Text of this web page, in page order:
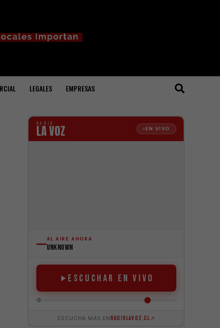
LEGALES EMPRESAS